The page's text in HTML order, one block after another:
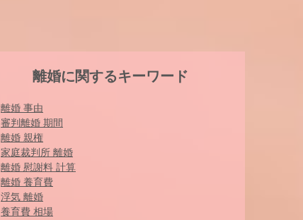
離婚に関するキーワード
離婚 事由
審判離婚 期間
離婚 親権
家庭裁判所 離婚
離婚 慰謝料 計算
離婚 養育費
浮気 離婚
養育費 相場